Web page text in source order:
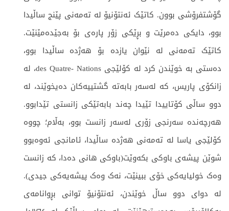
گۆشتفرۆشی بوون. کاتێک ئەنتۆنیۆ لە تەمەنی پێنج ساڵیدا
بوو، دایکی دەمرێت و بڕێکی زۆر پارەی بۆ بەجێدەمێنێت.
کاتێک تەمەنی لە نێوان یازدە بۆ ھەژدە ساڵیدا بوو،
دەستی بە خوێندن کرد لە کۆلێجی des Quatre- Nations، لە
زانکۆی پاریس، کە لەسەر بابەتە گشتییەکان دەیخوێند، لە
دوو ساڵی کۆتاییدا تێیدا چەند بابەتێکی زانستی تێدابوو.
ھەرچەندە سەرنجی زۆری لەسەر زانست بوو، بەڵام؛ چووە
کۆلێجی یاسا لە تەمەنی ھەژدە ساڵیدا، ئامانجی ئەوەبوو
شوێن پیشەی باوکی بکەوێت(باوکی ھانی دەدا، کە زانست
وەک خولیایەکی خۆی ببینێت، نەک وەک پیشەیەکی جیدی).
لە دوای دوو ساڵ خوێندن، ئەنتۆنیۆ توانی بڕوانامەی